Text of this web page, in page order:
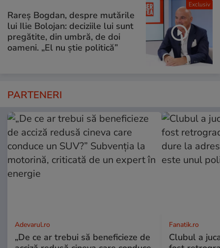
Exclusiv
Rareș Bogdan, despre mutările
lui Ilie Bolojan: deciziile lui sunt
pregătite, din umbră, de doi
oameni. „El nu știe politică”
PARTENERI
Adevarul.ro
„De ce ar trebui să beneficieze de
Fanatik.ro
Clubul a